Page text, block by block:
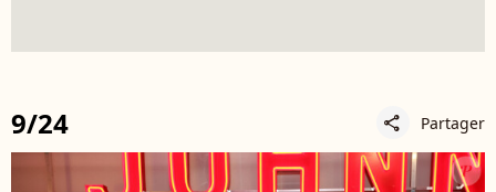
9/24 share Partager